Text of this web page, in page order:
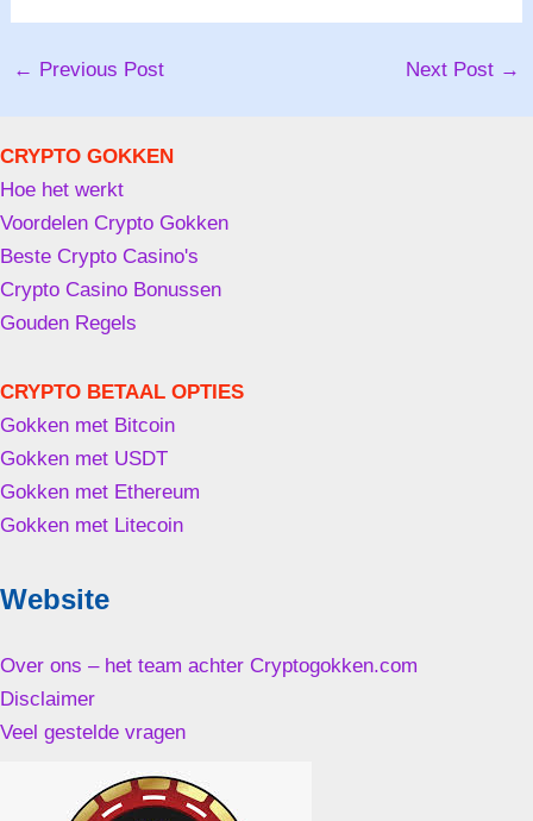
← Previous Post Next Post →
CRYPTO GOKKEN
Hoe het werkt
Voordelen Crypto Gokken
Beste Crypto Casino's
Crypto Casino Bonussen
Gouden Regels
CRYPTO BETAAL OPTIES
Gokken met Bitcoin
Gokken met USDT
Gokken met Ethereum
Gokken met Litecoin
Website
Over ons – het team achter Cryptogokken.com
Disclaimer
Veel gestelde vragen